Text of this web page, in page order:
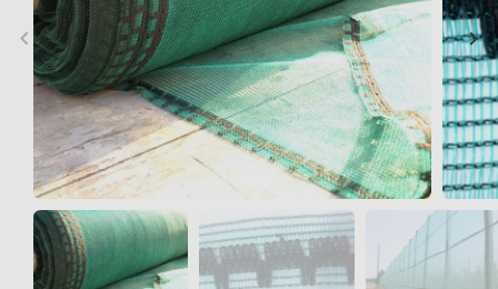
Précédent
keyboard_arrow_left keyboard_arrow_right